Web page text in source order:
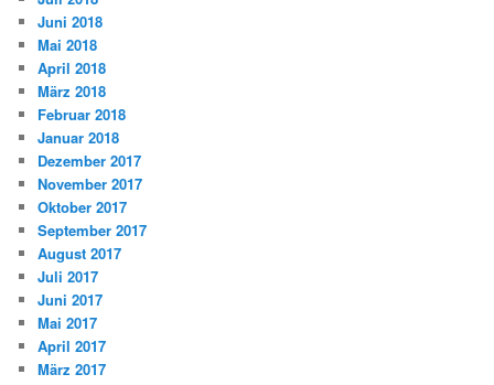
Juni 2018
Mai 2018
April 2018
März 2018
Februar 2018
Januar 2018
Dezember 2017
November 2017
Oktober 2017
September 2017
August 2017
Juli 2017
Juni 2017
Mai 2017
April 2017
März 2017